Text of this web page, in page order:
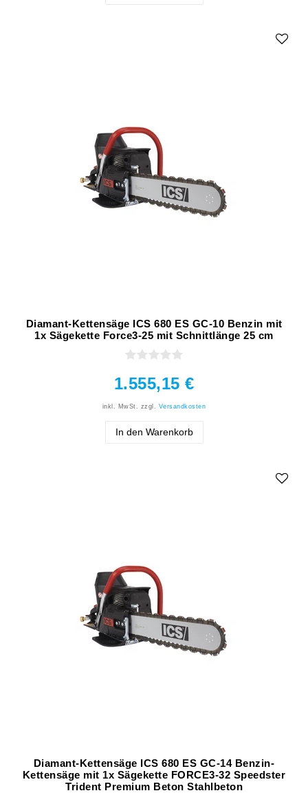
Diamant-Kettensäge ICS 680 ES GC-10 Benzin mit
1x Sägekette Force3-25 mit Schnittlänge 25 cm
1.555,15 €
inkl. MwSt. zzgl. Versandkosten
In den Warenkorb
Diamant-Kettensäge ICS 680 ES GC-14 Benzin-
Kettensäge mit 1x Sägekette FORCE3-32 Speedster
Trident Premium Beton Stahlbeton